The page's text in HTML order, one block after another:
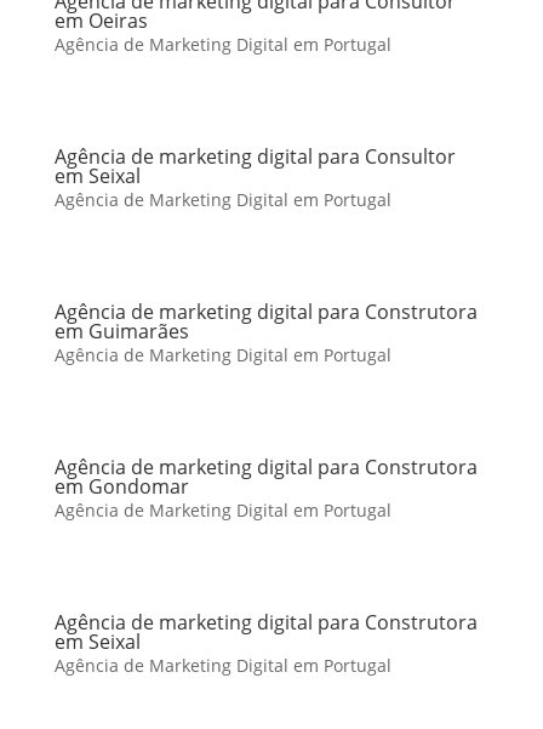
em Oeiras
Agência de Marketing Digital em Portugal
Agência de marketing digital para Consultor
em Seixal
Agência de Marketing Digital em Portugal
Agência de marketing digital para Construtora
em Guimarães
Agência de Marketing Digital em Portugal
Agência de marketing digital para Construtora
em Gondomar
Agência de Marketing Digital em Portugal
Agência de marketing digital para Construtora
em Seixal
Agência de Marketing Digital em Portugal